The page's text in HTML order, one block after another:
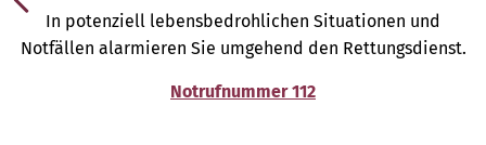
In potenziell lebensbedrohlichen Situationen und
Notfällen alarmieren Sie umgehend den Rettungsdienst.
Notrufnummer 112